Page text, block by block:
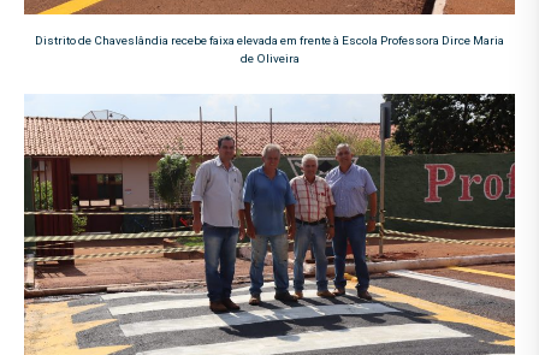
Distrito de Chaveslândia recebe faixa elevada em frente à Escola Professora Dirce Maria
de Oliveira